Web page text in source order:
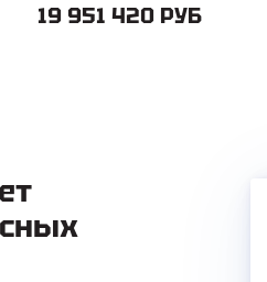
19 951 420 РУБ